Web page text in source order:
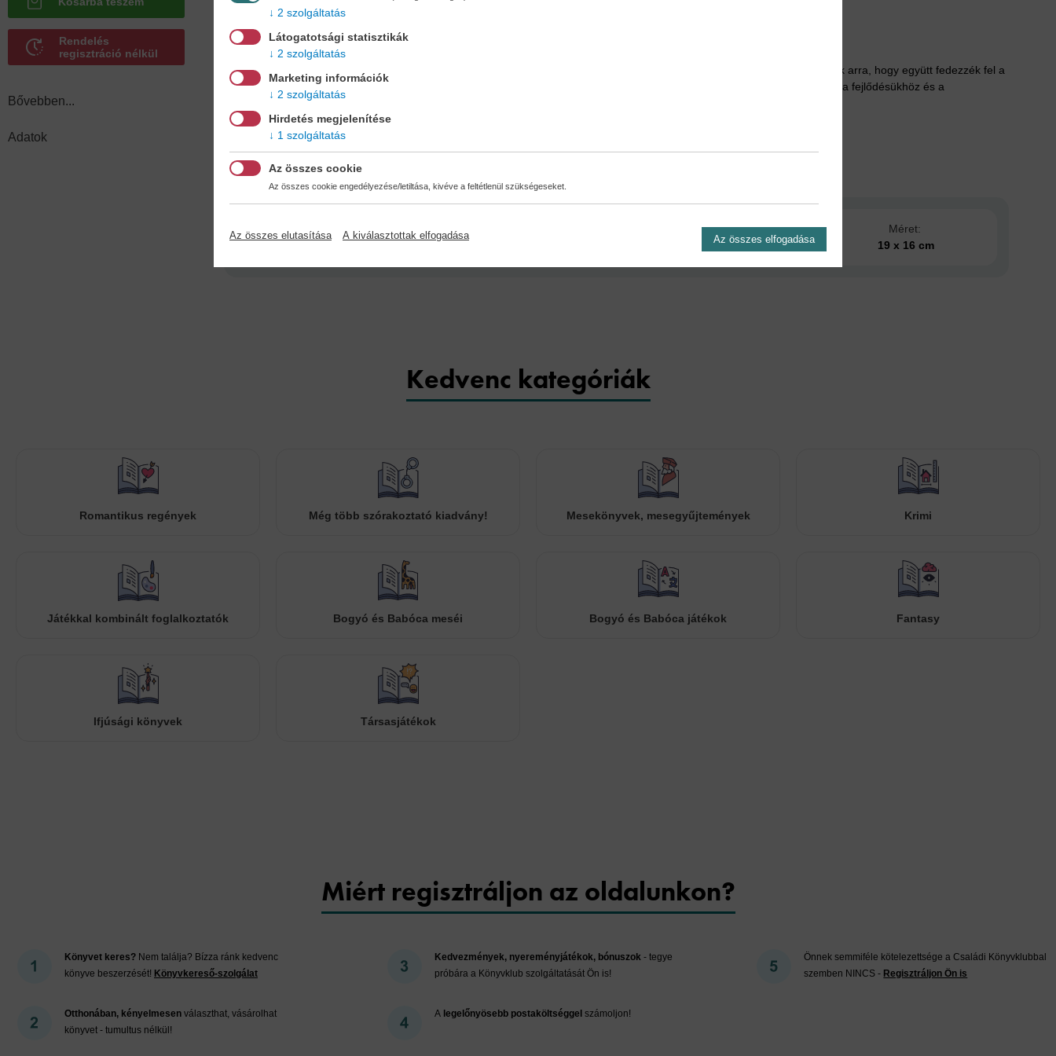
Rendelés
regisztráció nélkül
Bővebben...
Adatok
érzelmeket.
A Kislánymesék mesegyűjtemény a Mesetár-sorozat részeként egyedülálló lehetőséget kínál a kislányoknak és családjaiknak arra, hogy együtt fedezzék fel a
mesék varázslatos világát. Engedd, hogy a különleges történetek és karakterek elragadják a kislányokat, és hozzájáruljanak a fejlődésükhöz és a
boldogságukhoz!
Adatok
Kötésmód:
Kiadás dátuma:
2025
Méret:
19 x 16 cm
Kedvenc kategóriák
Romantikus regények Még több szórakoztató kiadvány! Mesekönyvek, mesegyűjtemények Krimi
Játékkal kombinált foglalkoztatók Bogyó és Babóca meséi Bogyó és Babóca játékok Fantasy
Ifjúsági könyvek Társasjátékok
Miért regisztráljon az oldalunkon?
Könyvet keres? Nem találja? Bízza ránk kedvenc
könyve beszerzését! Könyvkereső-szolgálat
Otthonában, kényelmesen választhat, vásárolhat
könyvet - tumultus nélkül!
Kedvezmények, nyereményjátékok, bónuszok- tegye
próbára a Könyvklub szolgáltatását Ön is!
A legelőnyösebb postaköltséggel számoljon!
Önnek semmiféle kötelezettsége a Családi Könyvklubbal
szemben NINCS - Regisztráljon Ön is
2 szolgáltatás
Látogatotsági statisztikák
2 szolgáltatás
Marketing információk
2 szolgáltatás
Hirdetés megjelenítése
1 szolgáltatás
Az összes cookie
Az összes cookie engedélyezése/letiltása, kivéve a feltétlenül szükségeseket.
Az összes elutasítása A kiválasztottak elfogadása Az összes elfogadása